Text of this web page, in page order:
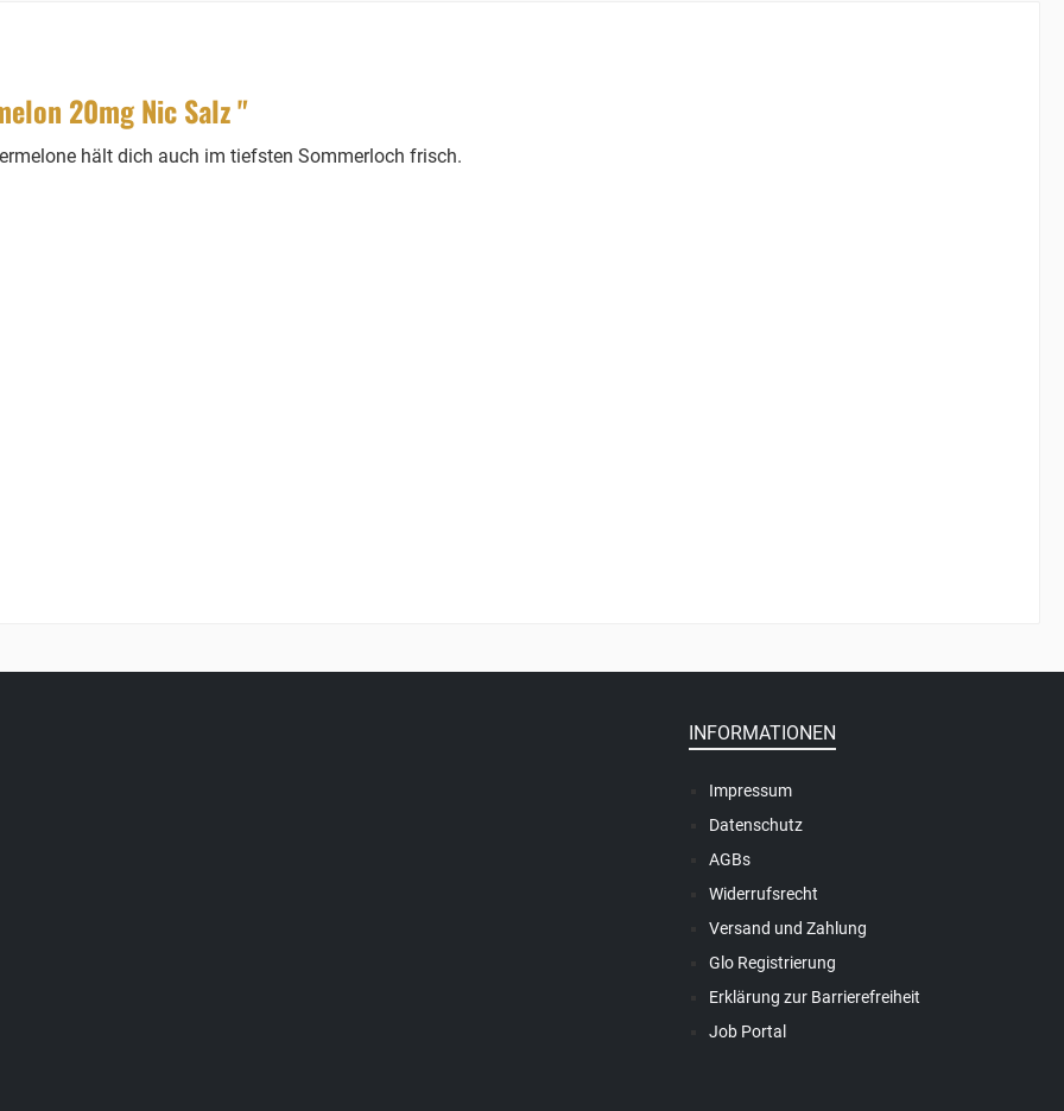
20mg Nic Salz "
hält dich auch im tiefsten Sommerloch frisch.
INFORMATIONEN
Impressum
Datenschutz
AGBs
Widerrufsrecht
Versand und Zahlung
Glo Registrierung
Erklärung zur Barrierefreiheit
Job Portal